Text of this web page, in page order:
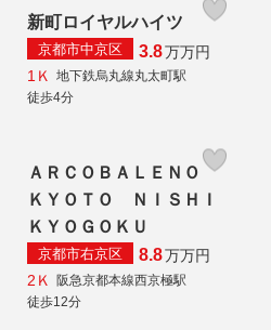
新町ロイヤルハイツ
京都市中京区 3.8万万円
1Ｋ
地下鉄烏丸線丸太町駅
徒歩4分
ＡＲＣＯＢＡＬＥＮＯ
ＫＹＯＴＯ ＮＩＳＨＩ
ＫＹＯＧＯＫＵ
京都市右京区 8.8万万円
2Ｋ
阪急京都本線西京極駅
徒歩12分